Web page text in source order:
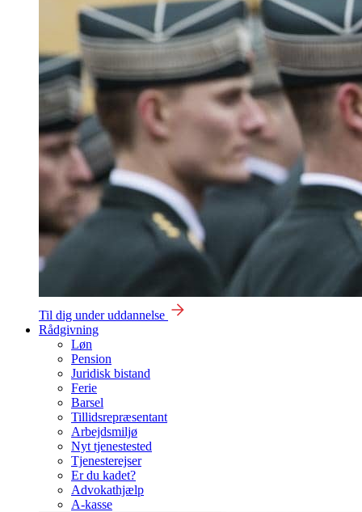
Til dig under uddannelse
Rådgivning
Løn
Pension
Juridisk bistand
Ferie
Barsel
Tillidsrepræsentant
Arbejdsmiljø
Nyt tjenestested
Tjenesterejser
Er du kadet?
Advokathjælp
A-kasse